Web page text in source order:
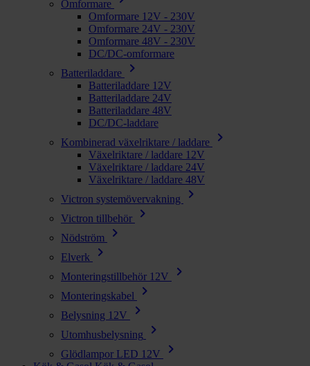
Omformare
Omformare 12V - 230V
Omformare 24V - 230V
Omformare 48V - 230V
DC/DC-omformare
Batteriladdare
chevron_right
Batteriladdare 12V
Batteriladdare 24V
Batteriladdare 48V
DC/DC-laddare
Kombinerad växelriktare / laddare
chevron_right
Växelriktare / laddare 12V
Växelriktare / laddare 24V
Växelriktare / laddare 48V
Victron systemövervakning
chevron_right
Victron tillbehör chevron_right
Nödström chevron_right
Elverk chevron_right
Monteringstillbehör 12V chevron_right
Monteringskabel chevron_right
Belysning 12V chevron_right
Utomhusbelysning chevron_right
Glödlampor LED 12V chevron_right